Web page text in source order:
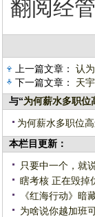
翻阅经
上一篇文章： 认
下一篇文章： 天
与“为何薪水多职位
为何薪水多职位
本栏目更新：
只要中一个，就
瞎考核 正在毁掉
《红海行动》暗
为啥说你越加班